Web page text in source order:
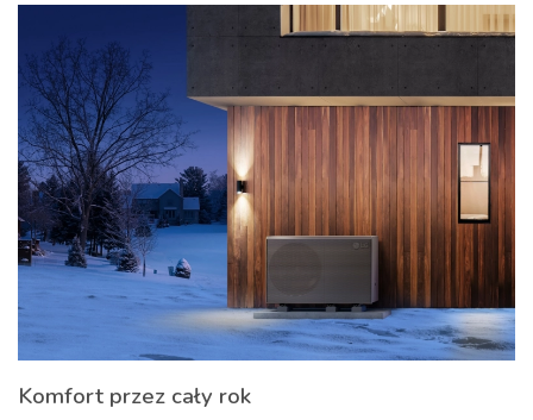
Komfort przez cały rok